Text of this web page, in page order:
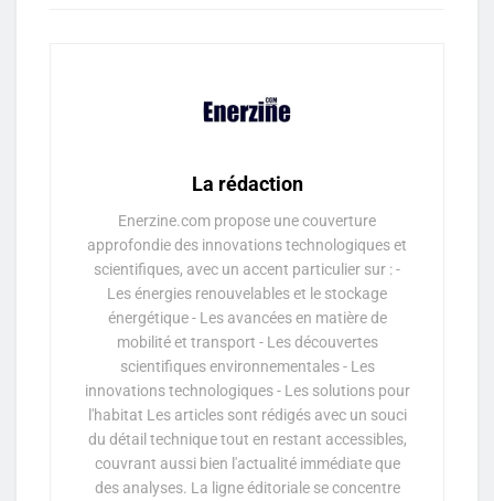
La rédaction
Enerzine.com propose une couverture
approfondie des innovations technologiques et
scientifiques, avec un accent particulier sur : -
Les énergies renouvelables et le stockage
énergétique - Les avancées en matière de
mobilité et transport - Les découvertes
scientifiques environnementales - Les
innovations technologiques - Les solutions pour
l'habitat Les articles sont rédigés avec un souci
du détail technique tout en restant accessibles,
couvrant aussi bien l'actualité immédiate que
des analyses. La ligne éditoriale se concentre